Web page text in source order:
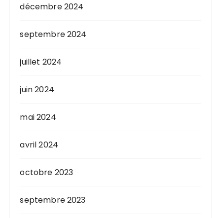
décembre 2024
septembre 2024
juillet 2024
juin 2024
mai 2024
avril 2024
octobre 2023
septembre 2023